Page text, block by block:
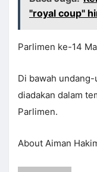
"royal coup"
Parlimen ke-14
Di bawah
diadakan dalam
Parlimen.
About Aiman